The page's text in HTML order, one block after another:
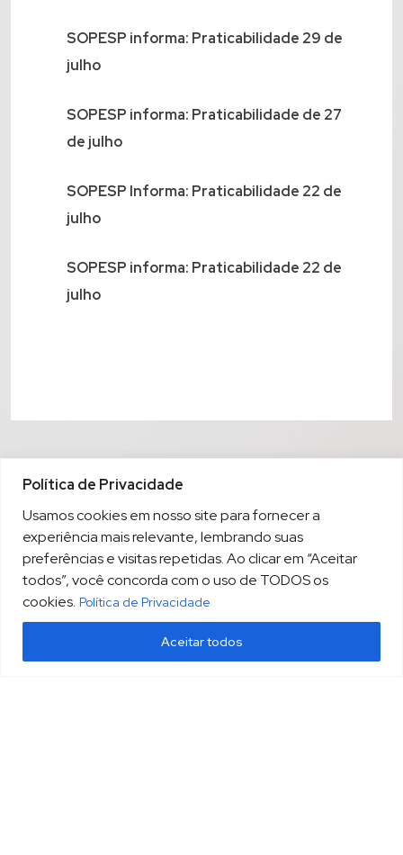
Política de Privacidade
Usamos cookies em nosso site para fornecer a
experiência mais relevante, lembrando suas
preferências e visitas repetidas. Ao clicar em “Aceitar
todos”, você concorda com o uso de TODOS os
cookies. Política de Privacidade
Aceitar todos
SOPESP informa: Praticabilidade 29 de
julho
SOPESP informa: Praticabilidade de 27
de julho
SOPESP Informa: Praticabilidade 22 de
julho
SOPESP informa: Praticabilidade 22 de
julho